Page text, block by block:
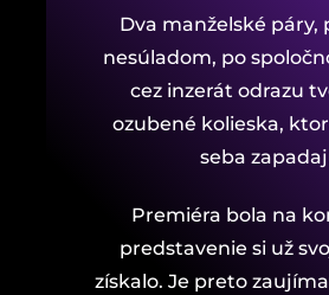
Dva manželské páry,
nesúladom, po
cez inzerát odrazu
ozubené kolieska,
seba
Premiéra bola na
predstavenie si už
získalo. Je preto